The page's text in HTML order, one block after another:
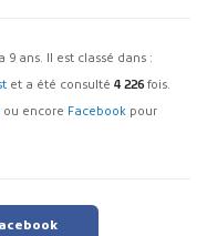
9 ans. Il est classé dans :
et a été consulté 4 226fois.
ou encore Facebook pour